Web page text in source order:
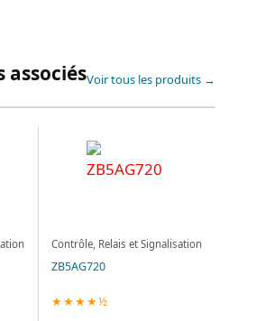
Voir tous les produits →
Contrôle, Relais et Signalisation
ZB5AG720
★★★★½